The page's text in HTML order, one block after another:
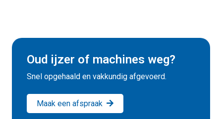
Oud ijzer of machines weg?
Snel opgehaald en vakkundig afgevoerd.
Maak een afspraak